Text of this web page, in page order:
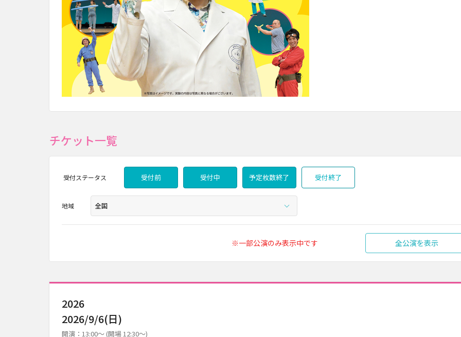
チケット一覧
受付ステータス 受付前 受付中 予定枚数終了 受付終了
地域
※一部公演のみ表示中です 全公演を表示
2026
2026/9/6(日)
開演：13:00～ (開場 12:30～)